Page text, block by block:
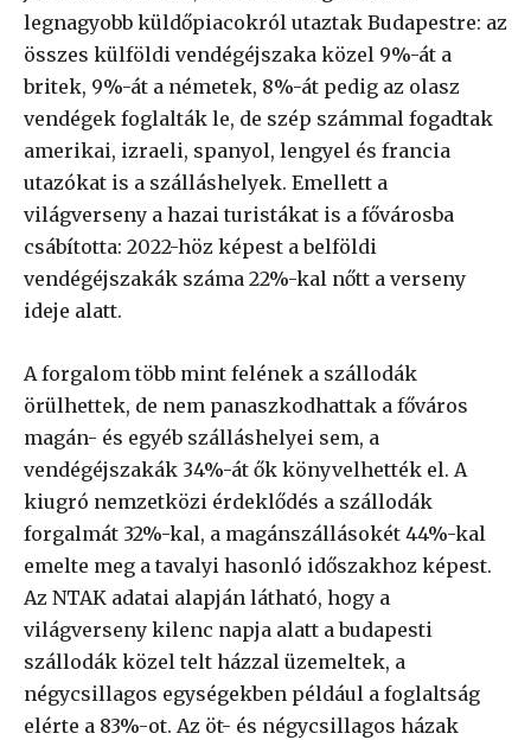
legnagyobb küldőpiacokról utaztak Budapestre: az
összes külföldi vendégéjszaka közel 9%-át a
britek, 9%-át a németek, 8%-át pedig az olasz
vendégek foglalták le, de szép számmal fogadtak
amerikai, izraeli, spanyol, lengyel és francia
utazókat is a szálláshelyek. Emellett a
világverseny a hazai turistákat is a fővárosba
csábította: 2022-höz képest a belföldi
vendégéjszakák száma 22%-kal nőtt a verseny
ideje alatt.
A forgalom több mint felének a szállodák
örülhettek, de nem panaszkodhattak a főváros
magán- és egyéb szálláshelyei sem, a
vendégéjszakák 34%-át ők könyvelhették el. A
kiugró nemzetközi érdeklődés a szállodák
forgalmát 32%-kal, a magánszállásokét 44%-kal
emelte meg a tavalyi hasonló időszakhoz képest.
Az NTAK adatai alapján látható, hogy a
világverseny kilenc napja alatt a budapesti
szállodák közel telt házzal üzemeltek, a
négycsillagos egységekben például a foglaltság
elérte a 83%-ot. Az öt- és négycsillagos házak